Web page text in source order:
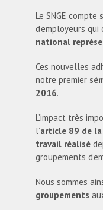
Le SNGE compte
d’employeurs
national
Ces nouvelles
notre premier
2016.
L’impact très
l’article 89 de la
travail réalisé
groupements
Nous sommes
groupements